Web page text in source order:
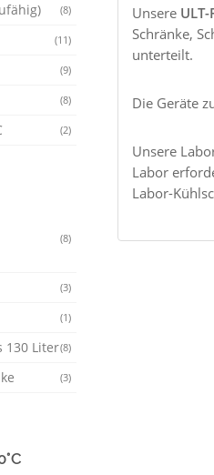
(8)
(11)
(9)
(8)
(2)
(8)
(3)
(1)
(8)
130 Liter
(3)
Unsere
Schränke,
unterteilt.
Die Geräte
Unsere
Labor
Labor-